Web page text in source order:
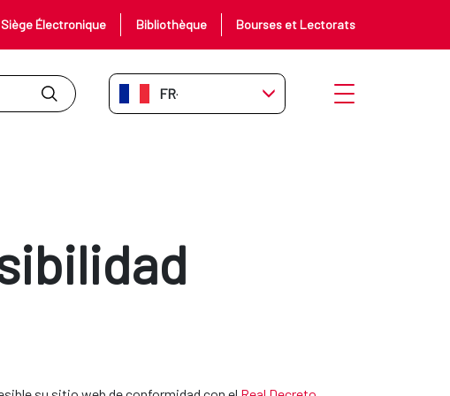
Siège Électronique Bibliothèque Bourses et Lectorats
FR-FR Ouvrir le menu